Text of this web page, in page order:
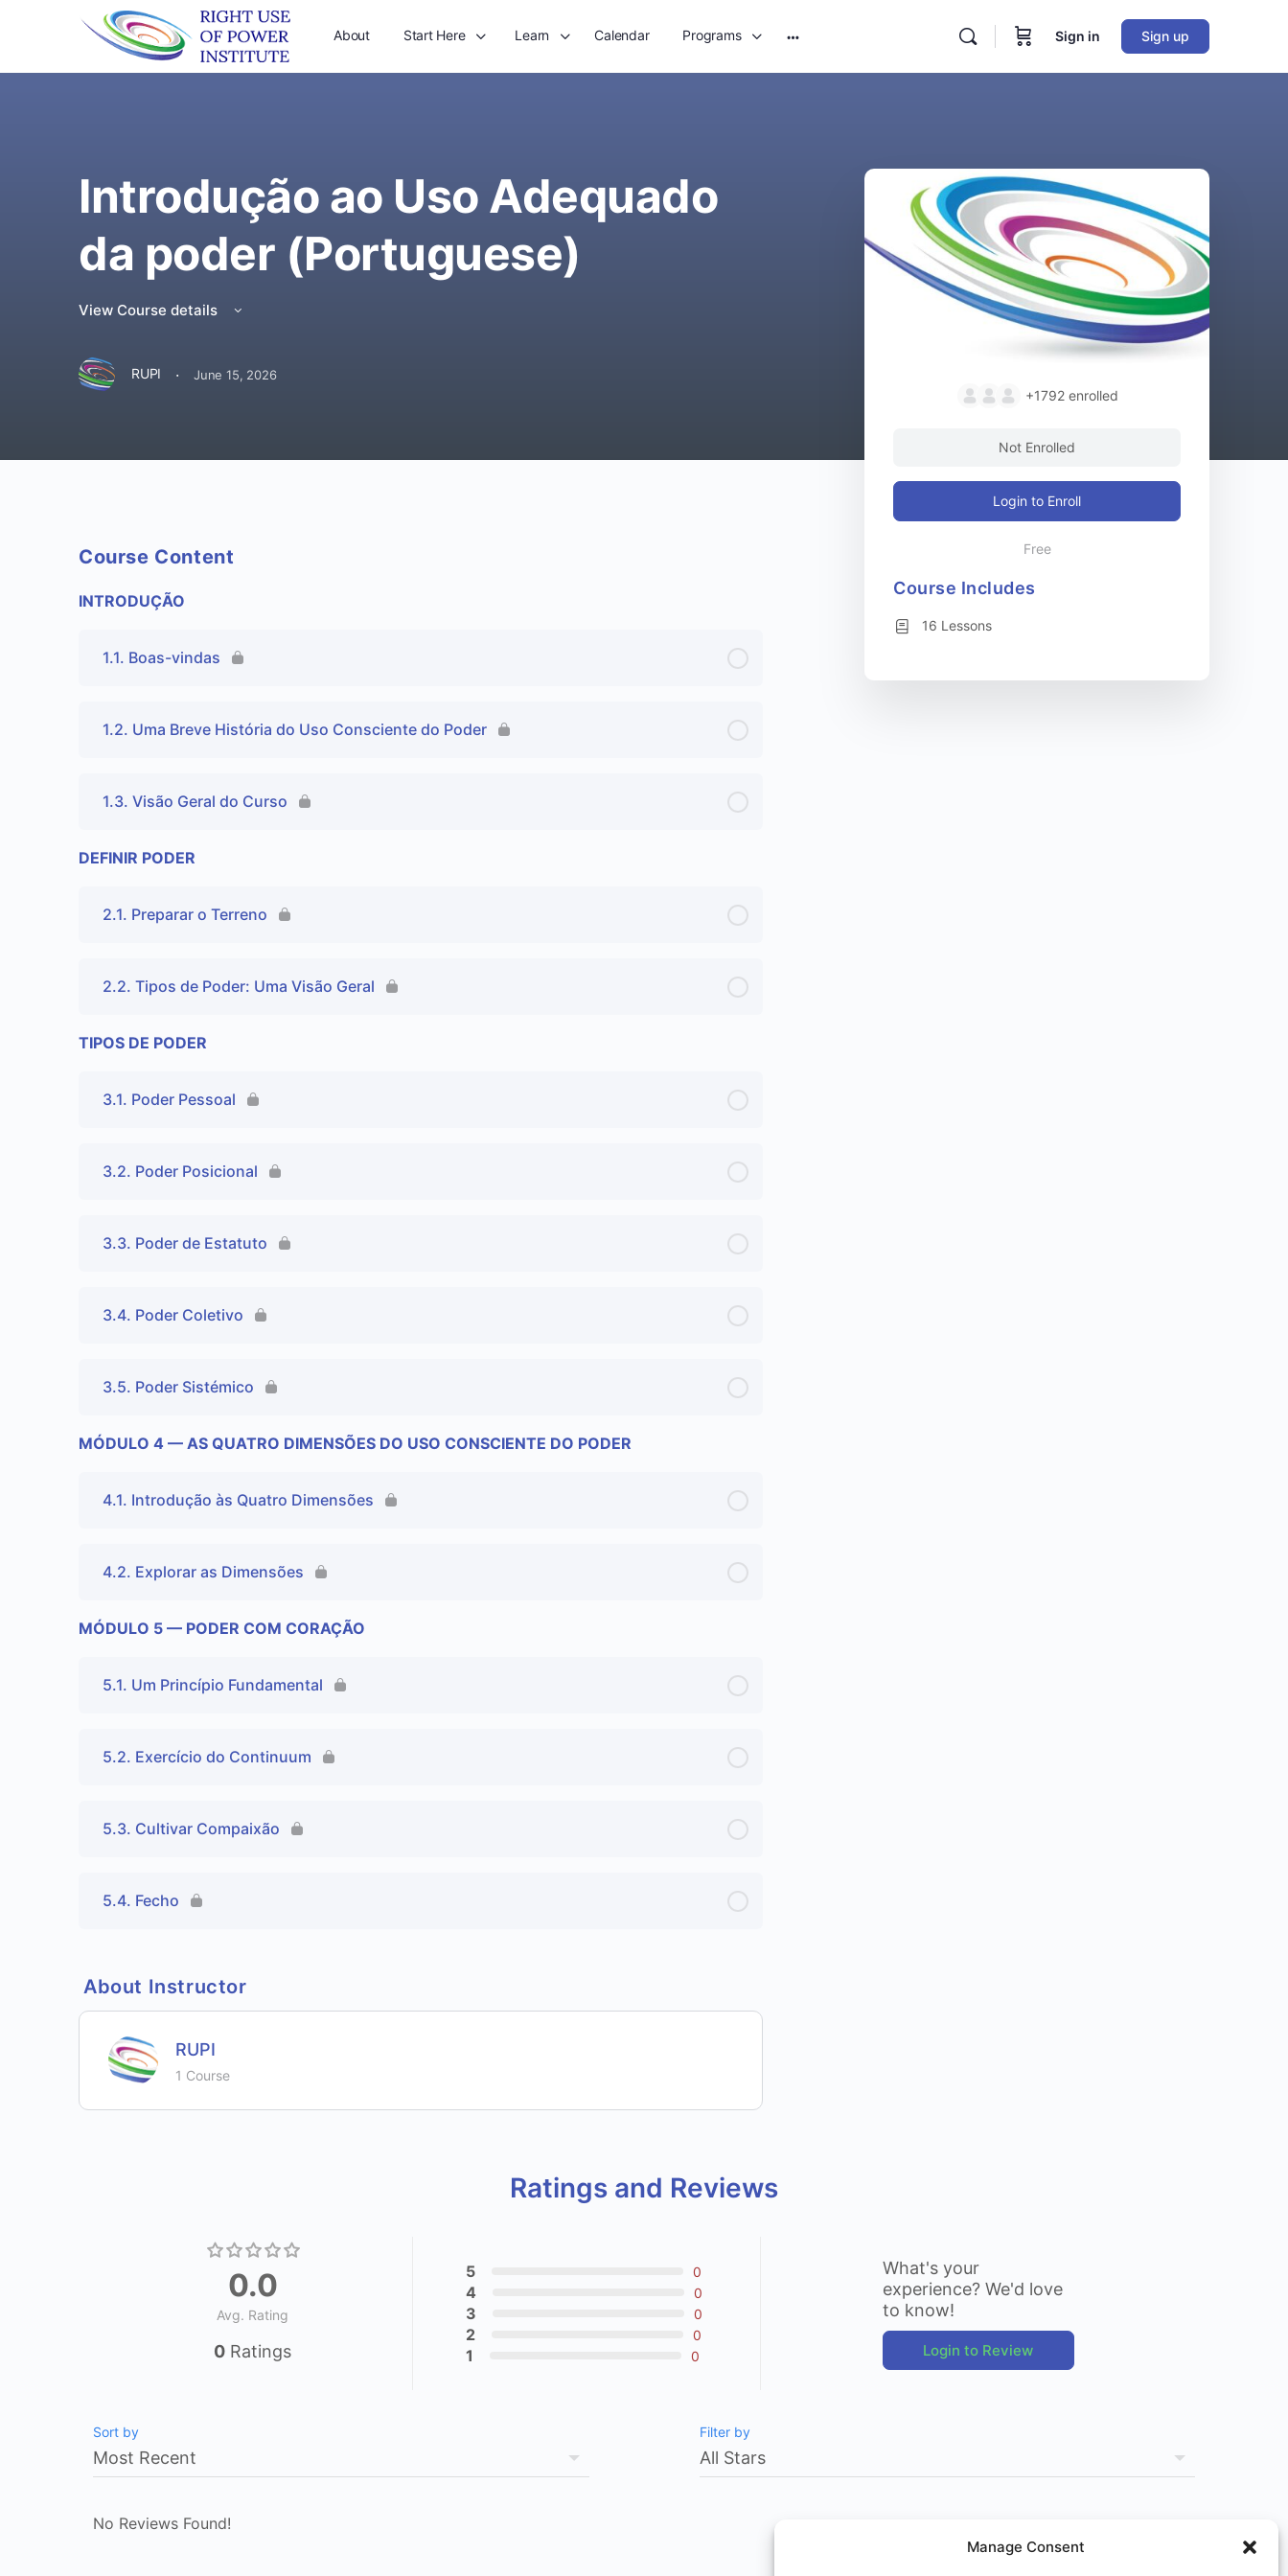
Manage Consent
About Start Here Learn Calendar Programs
options
Sign in Sign up
Introdução ao Uso Adequado
da poder (Portuguese)
View Course details
RUPI · June 15, 2026
Course Content
INTRODUÇÃO
1.1. Boas-vindas
1.2. Uma Breve História do Uso Consciente do Poder
1.3. Visão Geral do Curso
DEFINIR PODER
2.1. Preparar o Terreno
2.2. Tipos de Poder: Uma Visão Geral
TIPOS DE PODER
3.1. Poder Pessoal
3.2. Poder Posicional
3.3. Poder de Estatuto
3.4. Poder Coletivo
3.5. Poder Sistémico
MÓDULO 4 — AS QUATRO DIMENSÕES DO USO CONSCIENTE DO PODER
4.1. Introdução às Quatro Dimensões
4.2. Explorar as Dimensões
MÓDULO 5 — PODER COM CORAÇÃO
5.1. Um Princípio Fundamental
5.2. Exercício do Continuum
5.3. Cultivar Compaixão
5.4. Fecho
About Instructor
RUPI
1 Course
+1792 enrolled
Not Enrolled
Login to Enroll
Free
Course Includes
16 Lessons
Ratings and Reviews
0.0
Avg. Rating
0 Ratings
5 0
4 0
3 0
2 0
1 0
What's your
experience? We'd love
to know!
Login to Review
Sort by Filter by
No Reviews Found!